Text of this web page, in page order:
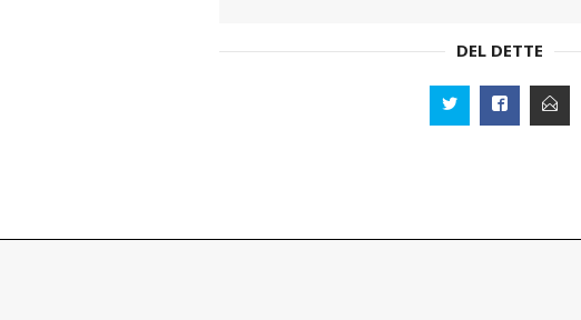
DEL DETTE